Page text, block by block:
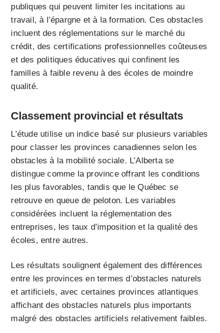
publiques qui peuvent limiter les incitations au
travail, à l’épargne et à la formation. Ces obstacles
incluent des réglementations sur le marché du
crédit, des certifications professionnelles coûteuses
et des politiques éducatives qui confinent les
familles à faible revenu à des écoles de moindre
qualité.
Classement provincial et résultats
L’étude utilise un indice basé sur plusieurs variables
pour classer les provinces canadiennes selon les
obstacles à la mobilité sociale. L’Alberta se
distingue comme la province offrant les conditions
les plus favorables, tandis que le Québec se
retrouve en queue de peloton. Les variables
considérées incluent la réglementation des
entreprises, les taux d’imposition et la qualité des
écoles, entre autres.
Les résultats soulignent également des différences
entre les provinces en termes d’obstacles naturels
et artificiels, avec certaines provinces atlantiques
affichant des obstacles naturels plus importants
malgré des obstacles artificiels relativement faibles.